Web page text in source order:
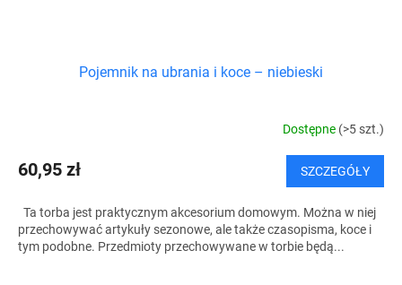
Pojemnik na ubrania i koce – niebieski
Dostępne (>5 szt.)
60,95 zł SZCZEGÓŁY
Ta torba jest praktycznym akcesorium domowym. Można w niej
przechowywać artykuły sezonowe, ale także czasopisma, koce i
tym podobne. Przedmioty przechowywane w torbie będą...